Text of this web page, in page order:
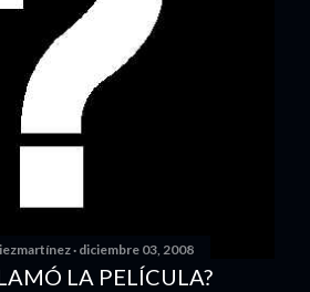
diciembre 03, 2008
LA PELÍCULA?